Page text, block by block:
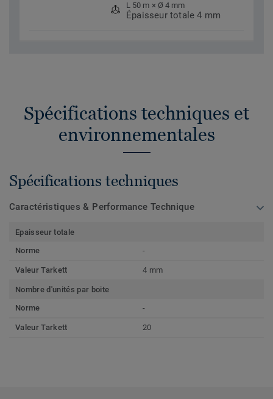
L 50 m × Ø 4 mm
Épaisseur totale 4 mm
Spécifications techniques et
environnementales
Spécifications techniques
Caractéristiques & Performance Technique
Epaisseur totale
Norme
-
Valeur Tarkett 4 mm
Nombre d'unités par boite
Norme
-
Valeur Tarkett 20